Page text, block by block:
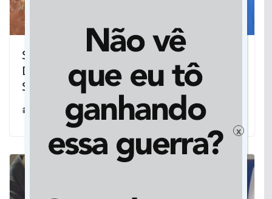
Sistema de abastecimento de água de
Dourados recebe melhorias da
Sanesul
17/03/2020
x